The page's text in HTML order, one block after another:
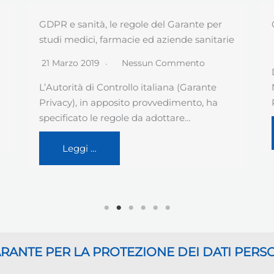
GDPR art. 42 Certificazione
24 Novembre 2018
Normazione) ha pubblicato una nuova
Prassi di Riferimento…
Leggi …
PER LA PROTEZIONE DEI DATI